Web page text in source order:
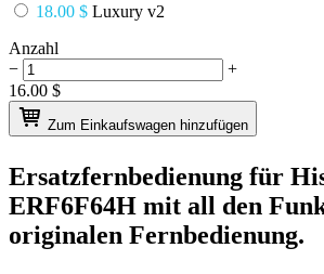
18.00 $ Luxury v2
Anzahl
−
+
16.00 $
Zum Einkaufswagen hinzufügen
Ersatzfernbedienung für
ERF6F64H mit all den
originalen Fernbedienung.